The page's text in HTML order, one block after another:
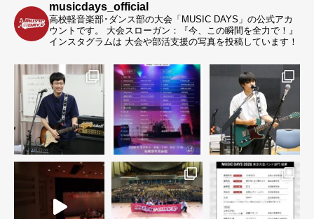
musicdays_official
高校軽音楽部･ダンス部の大会「MUSIC DAYS」の公式アカ
ウントです。
大会スローガン：『今、この瞬間を全力で！』
インスタグラムは 大会や部活支援の写真を投稿しています！